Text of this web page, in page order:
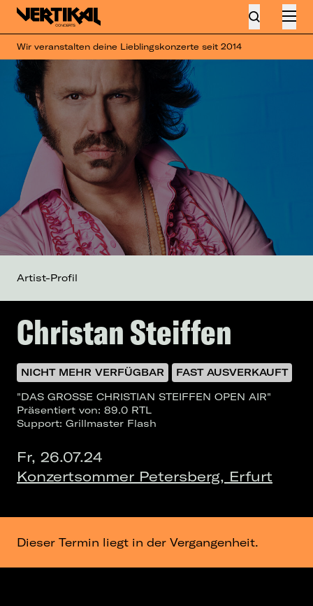
Wir veranstalten deine Lieblingskonzerte seit 2014
Christan Steiffen
NICHT MEHR VERFÜGBAR
FAST AUSVERKAUFT
"DAS GROSSE CHRISTIAN STEIFFEN OPEN AIR"
Präsentiert von: 89.0 RTL
Support: Grillmaster Flash
Fr, 26.07.24
Konzertsommer Petersberg, Erfurt
Artist-Profil
Dieser Termin liegt in der Vergangenheit.